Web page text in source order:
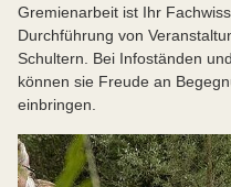
Gremienarbeit ist Ihr
Durchführung von
Schultern. Bei Infoständen
können sie Freude an
einbringen.